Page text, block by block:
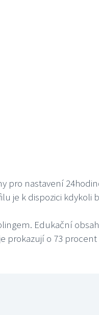
pro nastavení
je k dispozici kdykoli
Edukační
o 73